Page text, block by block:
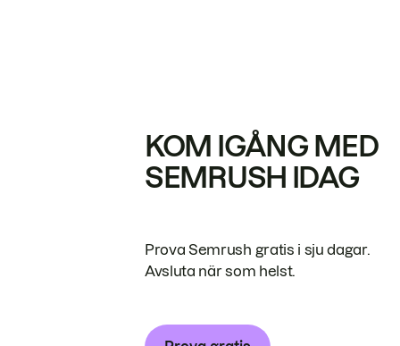
KOM IGÅNG MED
SEMRUSH IDAG
Prova Semrush gratis i sju dagar.
Avsluta när som helst.